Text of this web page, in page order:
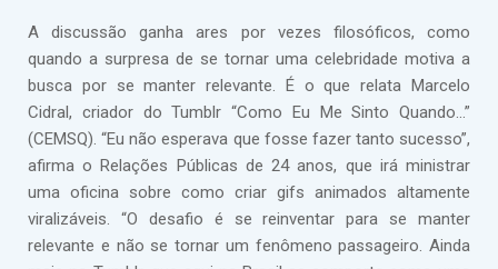
A discussão ganha ares por vezes filosóficos, como
quando a surpresa de se tornar uma celebridade motiva a
busca por se manter relevante. É o que relata Marcelo
Cidral, criador do Tumblr “Como Eu Me Sinto Quando...”
(CEMSQ). “Eu não esperava que fosse fazer tanto sucesso”,
afirma o Relações Públicas de 24 anos, que irá ministrar
uma oficina sobre como criar gifs animados altamente
viralizáveis. “O desafio é se reinventar para se manter
relevante e não se tornar um fenômeno passageiro. Ainda